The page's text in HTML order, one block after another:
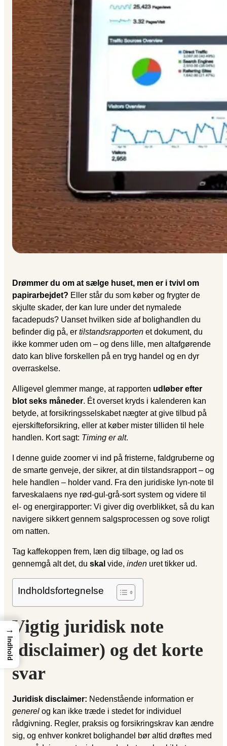
Drømmer du om at sælge huset, men er i tvivl om
papirarbejdet? Eller står du som køber og frygter de
skjulte skader, der kan lure under det nymalede
facadepuds? Uanset hvilken side af bolighandlen du
befinder dig på, er tilstandsrapporten et dokument, du
ikke kommer uden om – og dens lille, men altafgørende
dato kan blive forskellen på en tryg handel og en dyr
overraskelse.
Alligevel glemmer mange, at rapporten udløber efter
blot seks måneder. Ét overset kryds i kalenderen kan
betyde, at forsikringsselskabet nægter at give tilbud på
ejerskifteforsikring, eller at køber mister tilliden til hele
handlen. Kort sagt: Timing er alt.
I denne guide zoomer vi ind på fristerne, faldgruberne og
de smarte genveje, der sikrer, at din tilstandsrapport – og
hele handlen – holder vand. Fra den juridiske lyn-note til
farveskalaens nye rød-gul-grå-sort system og videre til
el- og energirapporter: Vi giver dig overblikket, så du kan
navigere sikkert gennem salgsprocessen og sove roligt
om natten.
Tag kaffekoppen frem, læn dig tilbage, og lad os
gennemgå alt det, du skal vide, inden uret tikker ud.
Indholdsfortegnelse
Vigtig juridisk note
(disclaimer) og det korte
svar
Juridisk disclaimer: Nedenstående information er
generel og kan ikke træde i stedet for individuel
rådgivning. Regler, praksis og forsikringskrav kan ændre
sig, og enhver konkret bolighandel bør altid drøftes med
→
Indhold